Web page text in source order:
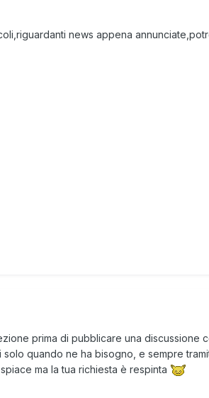
news appena
prima di pubblicare una discussione
quando ne ha bisogno, e sempre
ma la tua richiesta è respinta